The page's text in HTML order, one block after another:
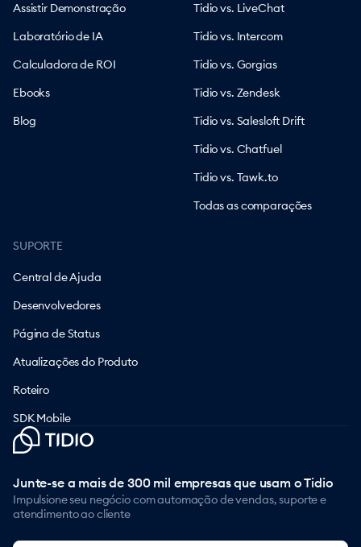
Assistir Demonstração
Laboratório de IA
Calculadora de ROI
Ebooks
Blog
Tidio vs. LiveChat
Tidio vs. Intercom
Tidio vs. Gorgias
Tidio vs. Zendesk
Tidio vs. Salesloft Drift
Tidio vs. Chatfuel
Tidio vs. Tawk.to
Todas as comparações
SUPORTE
Central de Ajuda
Desenvolvedores
Página de Status
Atualizações do Produto
Roteiro
SDK Mobile
Junte-se a mais de 300 mil empresas que usam o Tidio
Impulsione seu negócio com automação de vendas, suporte e
atendimento ao cliente